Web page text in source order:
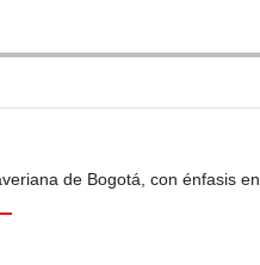
de Bogotá, con énfasis en